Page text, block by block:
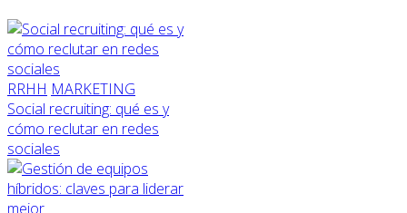
RRHH MARKETING
Social recruiting: qué es y
cómo reclutar en redes
sociales